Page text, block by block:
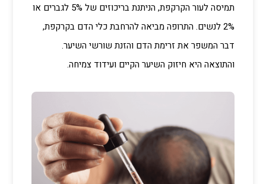
תמיסה לעור הקרקפת, הניתנת בריכוזים של 5% לגברים או
2% לנשים. התרופה מביאה להרחבת כלי הדם בקרקפת,
דבר המשפר את זרימת הדם והזנת שורשי השיער.
והתוצאה היא חיזוק השיער הקיים ועידוד צמיחה.